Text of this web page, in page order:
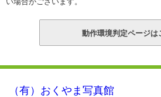
（有）おくやま写真館